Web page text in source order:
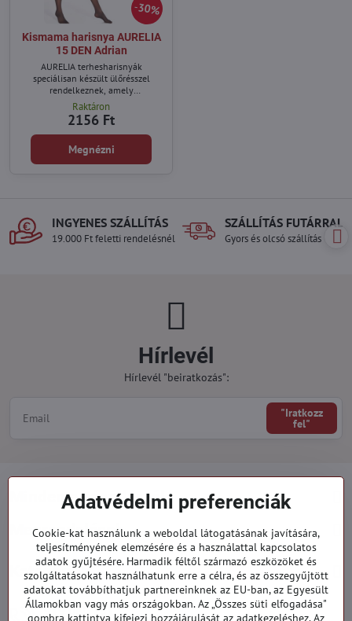
30%
Kismama harisnya AURELIA
15 DEN Adrian
AURELIA terhesharisnyák
speciálisan készült ülőrésszel
rendelkeznek, amely
alkalmazkodik a terhes hasához.
Raktáron
2156 Ft
Megnézni
INGYENES SZÁLLÍTÁS
19.000 Ft feletti rendelésnél
SZÁLLÍTÁS FUTÁRRAL
Gyors és olcsó szállítás
Hírlevél
Hírlevél "beiratkozás":
"Iratkozz
fel"
Minden a vásárlásról
Megrendelések
Kategóriák
919 060 751
Adatvédelmi preferenciák
Cookie-kat használunk a weboldal látogatásának javítására,
teljesítményének elemzésére és a használattal kapcsolatos
adatok gyűjtésére. Harmadik féltől származó eszközöket és
szolgáltatásokat használhatunk erre a célra, és az összegyűjtött
adatokat továbbíthatjuk partnereinknek az EU-ban, az Egyesült
Államokban vagy más országokban. Az „Összes süti elfogadása"
gombra kattintva kifejezi hozzájárulását az adatkezeléshez. Az